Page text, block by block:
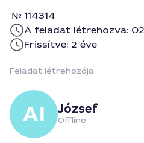
114314
A feladat létrehozva:
Frissítve: 2 éve
Feladat létrehozója
József
Offline